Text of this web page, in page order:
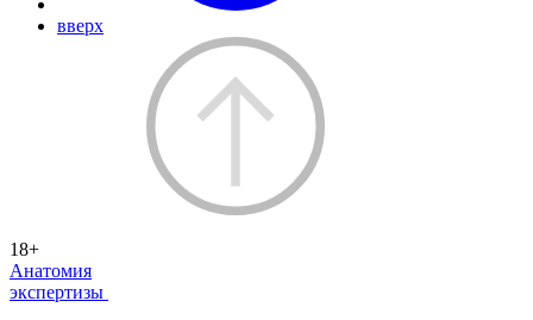
вверх
18+
Анатомия
экспертизы